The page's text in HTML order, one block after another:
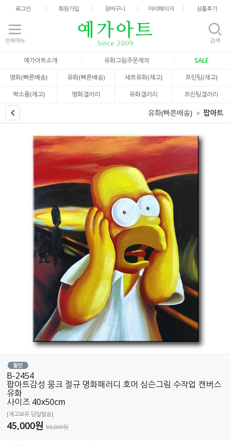
로그인 회원가입 장바구니 마이페이지 상품후기
전체메뉴 검색
예가아트소개 유화그림주문제작
SALE
명화(빠른배송)
유화(빠른배송) 세트유화(재고)
프린팅(재고)
벽소품(재고)
명화갤러리 유화갤러리 프린팅갤러리
유화(빠른배송) 팝아트
B-2454
팝아트감성 뭉크 절규 명화패러디 호머 심슨그림 수작업 캔버스
유화
사이즈 40x50cm
[재고보유 당일발송]
45,000원85,000원